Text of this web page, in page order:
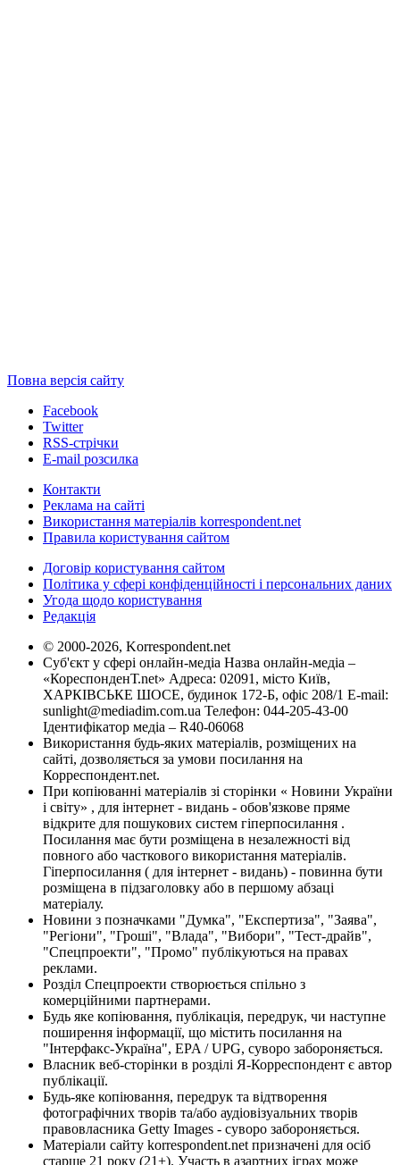
Повна версія сайту
Facebook
Twitter
RSS-стрічки
E-mail розсилка
Контакти
Реклама на сайті
Використання матеріалів korrespondent.net
Правила користування сайтом
Договір користування сайтом
Політика у сфері конфіденційності і персональних даних
Угода щодо користування
Редакція
© 2000-2026, Korrespondent.net
Суб'єкт у сфері онлайн-медіа Назва онлайн-медіа –
«КореспонденТ.net» Адреса: 02091, місто Київ,
ХАРКІВСЬКЕ ШОСЕ, будинок 172-Б, офіс 208/1 E-mail:
sunlight@mediadim.com.ua Телефон: 044-205-43-00
Ідентифікатор медіа – R40-06068
Використання будь-яких матеріалів, розміщених на
сайті, дозволяється за умови посилання на
Корреспондент.net.
При копіюванні матеріалів зі сторінки « Новини України
і світу» , для інтернет - видань - обов'язкове пряме
відкрите для пошукових систем гіперпосилання .
Посилання має бути розміщена в незалежності від
повного або часткового використання матеріалів.
Гіперпосилання ( для інтернет - видань) - повинна бути
розміщена в підзаголовку або в першому абзаці
матеріалу.
Новини з позначками "Думка", "Експертиза", "Заява",
"Регіони", "Гроші", "Влада", "Вибори", "Тест-драйв",
"Спецпроекти", "Промо" публікуються на правах
реклами.
Розділ Спецпроекти створюється спільно з
комерційними партнерами.
Будь яке копіювання, публікація, передрук, чи наступне
поширення інформації, що містить посилання на
"Інтерфакс-Україна", EPA / UPG, суворо забороняється.
Власник веб-сторінки в розділі Я-Корреспондент є автор
публікації.
Будь-яке копіювання, передрук та відтворення
фотографічних творів та/або аудіовізуальних творів
правовласника Getty Images - суворо забороняється.
Матеріали сайту korrespondent.net призначені для осіб
старше 21 року (21+). Участь в азартних іграх може